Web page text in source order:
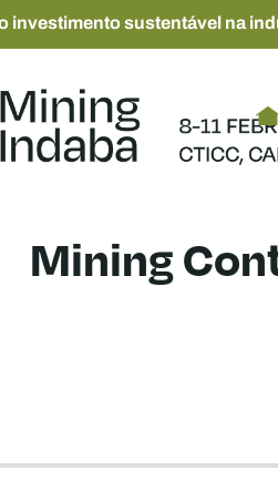
investimento sustentável na
Mining